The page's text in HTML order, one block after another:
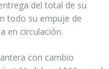
del total de su
todo su empuje de
en circulación.
con cambio